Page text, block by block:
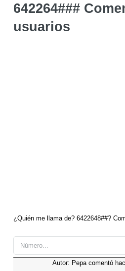
642264###
usuarios
¿Quién me llama de? 6422648##?
Autor: Pepa comentó